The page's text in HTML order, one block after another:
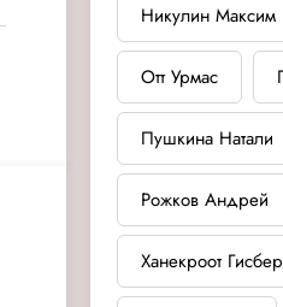
Никулин Максим
Отт Урмас
Пушкина Натали
Рожков Андрей
Ханекроот